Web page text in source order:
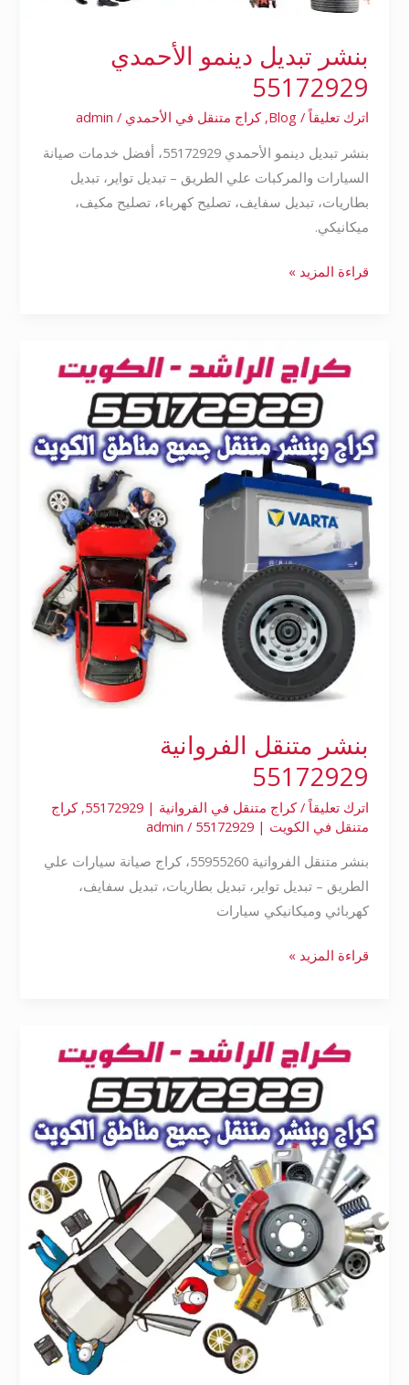
بنشر تبديل دينمو الأحمدي
55172929
اترك تعليقاً /
Blog
,كراج متنقل في الأحمدي /
admin
بنشر تبديل دينمو الأحمدي 55172929، أفضل خدمات صيانة
السيارات والمركبات علي الطريق – تبديل تواير، تبديل
بطاريات، تبديل سفايف، تصليح كهرباء، تصليح مكيف،
ميكانيكي.
قراءة المزيد »
بنشر متنقل الفروانية
55172929
اترك تعليقاً /كراج متنقل في الفروانية | 55172929 ,كراج
متنقل في الكويت | 55172929
/
admin
بنشر متنقل الفروانية 55955260، كراج صيانة سيارات علي
الطريق – تبديل تواير، تبديل بطاريات، تبديل سفايف،
كهربائي وميكانيكي سيارات
متنقل
الفروانية
55172929
قراءة المزيد »
متنقل
55172929